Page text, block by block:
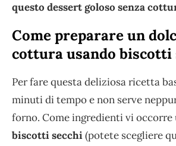
questo dessert goloso senza
Come preparare un
cottura usando biscotti
Per fare questa deliziosa ricetta
minuti di tempo e non serve
forno. Come ingredienti vi occorre
biscotti secchi(potete scegliere